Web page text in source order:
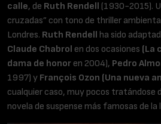
calle, de Ruth Rendell (1930-2015).
cruzadas” con tono de thriller
Londres. Ruth Rendell ha sido
Claude Chabrol en dos ocasiones (La
dama de honor en 2004), Pedro
1997) y François Ozon (Una nueva
cualquier caso, muy pocos tratándose
novela de suspense más famosas de